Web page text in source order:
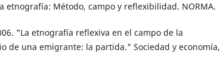
etnografía: Método, campo y reflexibilidad. NORMA.
"La etnografía reflexiva en el campo de la
de una emigrante: la partida." Sociedad y economía,